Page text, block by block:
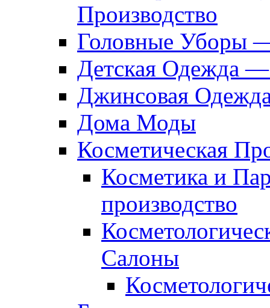
Производство
Головные Уборы
Детская Одежда
Джинсовая
Дома Моды
Косметическая
Косметика и
производство
Салоны